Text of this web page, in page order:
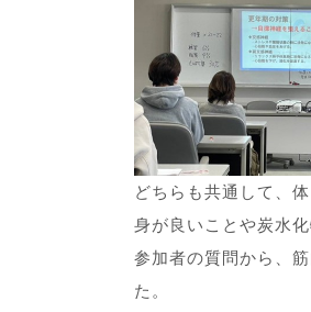
どちらも共通して、
身が良いことや炭水
参加者の質問から、
た。